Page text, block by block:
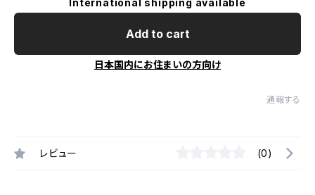
International shipping available
Add to cart
日本国内にお住まいの方向け
通報する
レビュー (0)